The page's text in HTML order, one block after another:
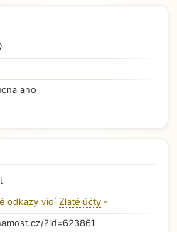
ano
odkazy vidí Zlaté účty -
?id=623861